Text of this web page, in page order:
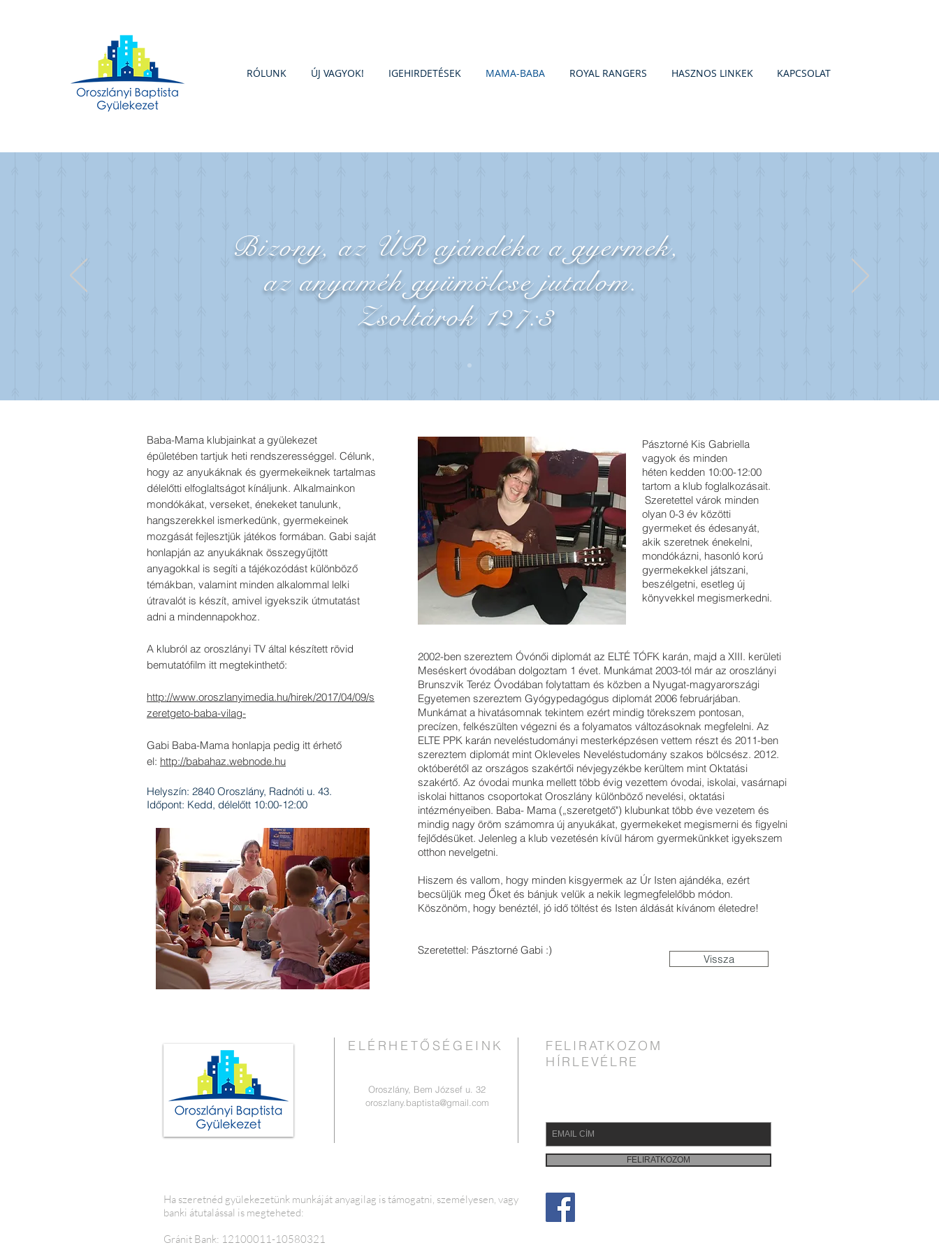
RÓLUNK ÚJ VAGYOK! IGEHIRDETÉSEK MAMA-BABA ROYAL RANGERS HASZNOS LINKEK KAPCSOLAT
Bizony, az ÚR ajándéka a gyermek,
az anyaméh gyümölcse jutalom.
Zsoltárok 127:3
Baba-Mama klubjainkat a gyülekezet
épületében tartjuk heti rendszerességgel. Célunk,
hogy az anyukáknak és gyermekeiknek tartalmas
délelőtti elfoglaltságot kínáljunk. Alkalmainkon
mondókákat, verseket, énekeket tanulunk,
hangszerekkel ismerkedünk, gyermekeinek
mozgását fejlesztjük játékos formában. Gabi saját
honlapján az anyukáknak összegyűjtött
anyagokkal is segíti a tájékozódást különböző
témákban, valamint minden alkalommal lelki
útravalót is készít, amivel igyekszik útmutatást
adni a mindennapokhoz.
A klubról az oroszlányi TV által készített rövid
bemutatófilm itt megtekinthető:
http://www.oroszlanyimedia.hu/hirek/2017/04/09/s
zeretgeto-baba-vilag-
Gabi Baba-Mama honlapja pedig itt érhető
el: http://babahaz.webnode.hu
Helyszín: 2840 Oroszlány, Radnóti u. 43.
Időpont: Kedd, délelőtt 10:00-12:00
Pásztorné Kis Gabriella
vagyok és minden
héten kedden 10:00-12:00
tartom a klub foglalkozásait.
Szeretettel várok minden
olyan 0-3 év közötti
gyermeket és édesanyát,
akik szeretnek énekelni,
mondókázni, hasonló korú
gyermekekkel játszani,
beszélgetni, esetleg új
könyvekkel megismerkedni.
2002-ben szereztem Óvónői diplomát az ELTÉ TÓFK karán, majd a XIII. kerületi
Meséskert óvodában dolgoztam 1 évet. Munkámat 2003-tól már az oroszlányi
Brunszvik Teréz Óvodában folytattam és közben a Nyugat-magyarországi
Egyetemen szereztem Gyógypedagógus diplomát 2006 februárjában.
Munkámat a hivatásomnak tekintem ezért mindig törekszem pontosan,
precízen, felkészülten végezni és a folyamatos változásoknak megfelelni. Az
ELTE PPK karán neveléstudományi mesterképzésen vettem részt és 2011-ben
szereztem diplomát mint Okleveles Neveléstudomány szakos bölcsész. 2012.
októberétől az országos szakértői névjegyzékbe kerültem mint Oktatási
szakértő. Az óvodai munka mellett több évig vezettem óvodai, iskolai, vasárnapi
iskolai hittanos csoportokat Oroszlány különböző nevelési, oktatási
intézményeiben. Baba- Mama („szeretgető") klubunkat több éve vezetem és
mindig nagy öröm számomra új anyukákat, gyermekeket megismerni és figyelni
fejlődésüket. Jelenleg a klub vezetésén kívül három gyermekünkket igyekszem
otthon nevelgetni.
Hiszem és vallom, hogy minden kisgyermek az Úr Isten ajándéka, ezért
becsüljük meg Őket és bánjuk velük a nekik legmegfelelőbb módon.
Köszönöm, hogy benéztél, jó idő töltést és Isten áldását kívánom életedre!
Szeretettel: Pásztorné Gabi :)
Vissza
ELÉRHETŐSÉGEINK
Oroszlány, Bem József u. 32
oroszlany.baptista@gmail.com
FELIRATKOZOM
HÍRLEVÉLRE
FELIRATKOZOM
Ha szeretnéd gyülekezetünk munkáját anyagilag is támogatni, személyesen, vagy
banki átutalással is megteheted:
Gránit Bank: 12100011-10580321